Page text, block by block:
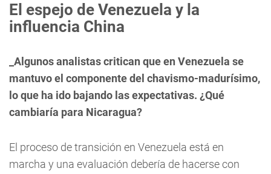
El espejo de Venezuela y la
influencia China
_Algunos analistas critican que en Venezuela se
mantuvo el componente del chavismo-madurísimo,
lo que ha ido bajando las expectativas. ¿Qué
cambiaría para Nicaragua?
El proceso de transición en Venezuela está en
marcha y una evaluación debería de hacerse con